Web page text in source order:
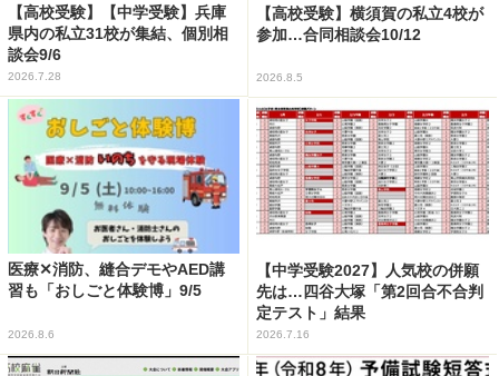
【高校受験】【中学受験】兵庫
県内の私立31校が集結、個別相
談会9/6
2026.7.28
【高校受験】横須賀の私立4校が
参加…合同相談会10/12
2026.8.5
医療✕消防、縫合デモやAED講
習も「おしごと体験博」9/5
2026.8.6
【中学受験2027】人気校の併願
先は…四谷大塚「第2回合不合判
定テスト」結果
2026.7.16